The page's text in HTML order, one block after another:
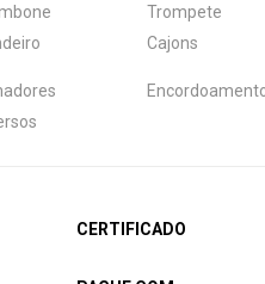
Trompete
Cajons
CERTIFICADO